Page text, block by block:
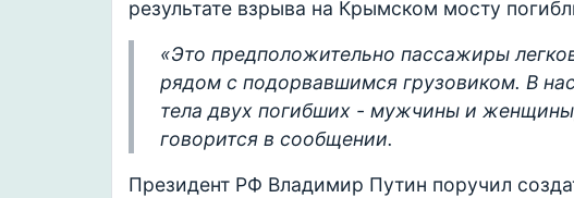
результате взрыва на Крымском мосту
«Это предположительно пассажиры
рядом с подорвавшимся грузовиком. В
тела двух погибших - мужчины и
говорится в сообщении.
Президент РФ Владимир Путин поручил